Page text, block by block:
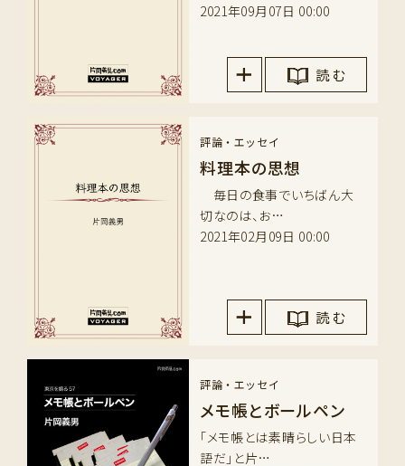
2021年09月07日 00:00
読 む
評論・エッセイ
料理本の思想
毎日の食事でいちばん大
切なのは、お…
2021年02月09日 00:00
読 む
評論・エッセイ
メモ帳とボールペン
「メモ帳とは素晴らしい日本
語だ」と片…